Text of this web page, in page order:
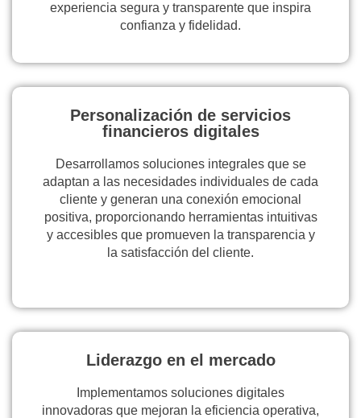
experiencia segura y transparente que inspira
confianza y fidelidad.
Personalización de servicios
financieros digitales
Desarrollamos soluciones integrales que se
adaptan a las necesidades individuales de cada
cliente y generan una conexión emocional
positiva, proporcionando herramientas intuitivas
y accesibles que promueven la transparencia y
la satisfacción del cliente.
Liderazgo en el mercado
Implementamos soluciones digitales
innovadoras que mejoran la eficiencia operativa,